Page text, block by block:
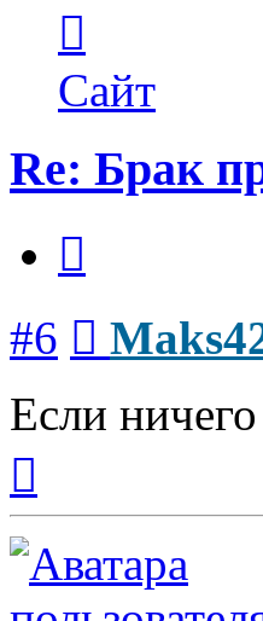
пользователя
Maks42
Сайт
Re: Брак
#6
Если
началу